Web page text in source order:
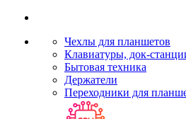
Чехлы для планшетов
Клавиатуры, док-
Бытовая техника
Держатели
Переходники для